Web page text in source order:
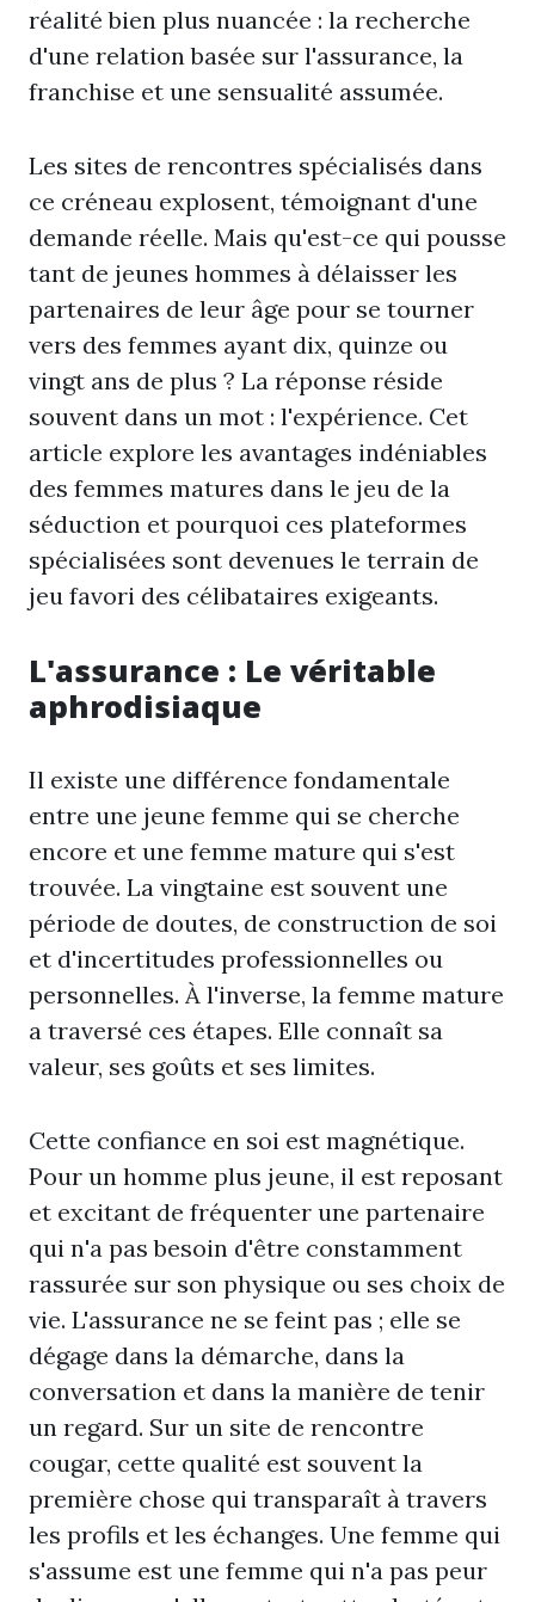
réalité bien plus nuancée : la recherche
d'une relation basée sur l'assurance, la
franchise et une sensualité assumée.
Les sites de rencontres spécialisés dans
ce créneau explosent, témoignant d'une
demande réelle. Mais qu'est-ce qui pousse
tant de jeunes hommes à délaisser les
partenaires de leur âge pour se tourner
vers des femmes ayant dix, quinze ou
vingt ans de plus ? La réponse réside
souvent dans un mot : l'expérience. Cet
article explore les avantages indéniables
des femmes matures dans le jeu de la
séduction et pourquoi ces plateformes
spécialisées sont devenues le terrain de
jeu favori des célibataires exigeants.
L'assurance : Le véritable
aphrodisiaque
Il existe une différence fondamentale
entre une jeune femme qui se cherche
encore et une femme mature qui s'est
trouvée. La vingtaine est souvent une
période de doutes, de construction de soi
et d'incertitudes professionnelles ou
personnelles. À l'inverse, la femme mature
a traversé ces étapes. Elle connaît sa
valeur, ses goûts et ses limites.
Cette confiance en soi est magnétique.
Pour un homme plus jeune, il est reposant
et excitant de fréquenter une partenaire
qui n'a pas besoin d'être constamment
rassurée sur son physique ou ses choix de
vie. L'assurance ne se feint pas ; elle se
dégage dans la démarche, dans la
conversation et dans la manière de tenir
un regard. Sur un site de rencontre
cougar, cette qualité est souvent la
première chose qui transparaît à travers
les profils et les échanges. Une femme qui
s'assume est une femme qui n'a pas peur